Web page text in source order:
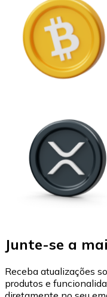
Junte-se a
Receba atualizações
produtos e